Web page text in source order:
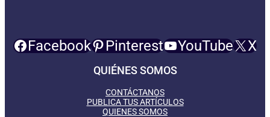
Facebook Pinterest YouTube X
QUIÉNES SOMOS
CONTÁCTANOS
PUBLICA TUS ARTÍCULOS
QUIENES SOMOS